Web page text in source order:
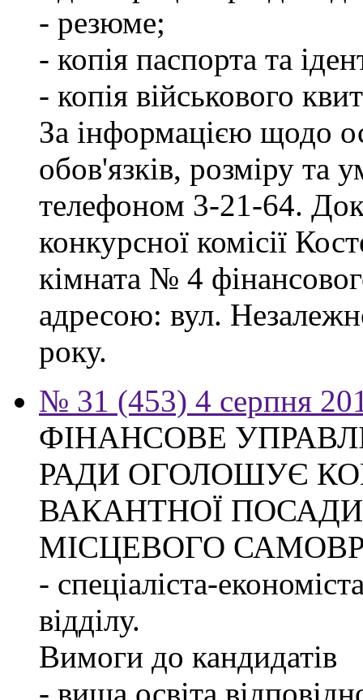
- резюме;
- копія паспорта та
- копія військового
За інформацією щодо
обов'язків, розміру та
телефоном 3-21-64.
конкурсної комісії
кімната № 4
адресою: вул.
року.
№ 31 (453) 4 серпня
ФІНАНСОВЕ
РАДИ ОГОЛОШУЄ
ВАКАНТНОЇ
МІСЦЕВОГО
- спеціаліста-
відділу.
Вимоги до кандидатів
- вища освіта